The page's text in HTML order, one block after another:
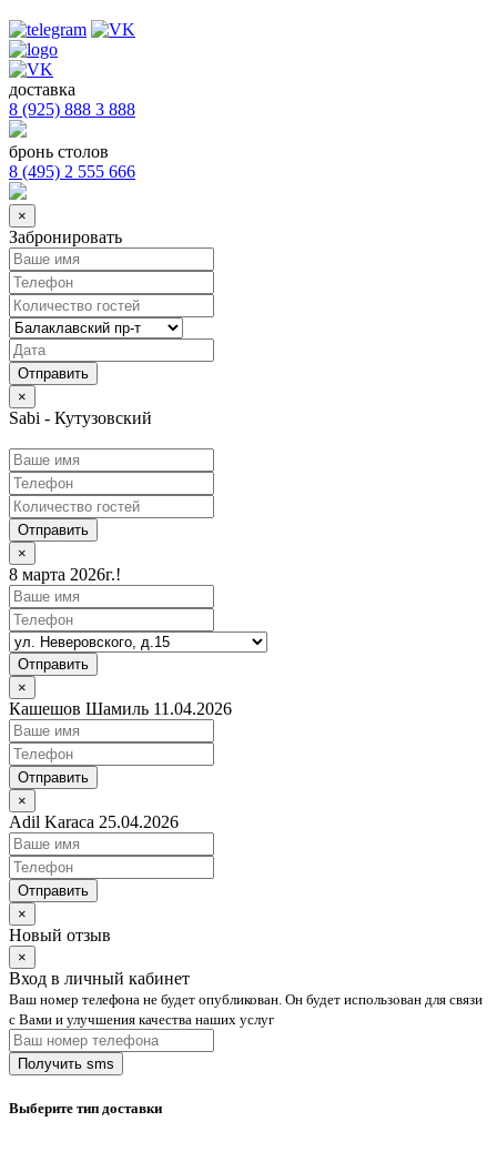
доставка
8 (925) 888 3 888
бронь столов
8 (495) 2 555 666
×
Забронировать
×
Sabi - Кутузовский
Отправить
×
8 марта 2026г.!
Отправить
×
Кашешов Шамиль 11.04.2026
Отправить
×
Adil Karaca 25.04.2026
Отправить
×
Новый отзыв
×
Вход в личный кабинет
Ваш номер телефона не будет опубликован. Он будет использован для связи
с Вами и улучшения качества наших услуг
Выберите тип доставки